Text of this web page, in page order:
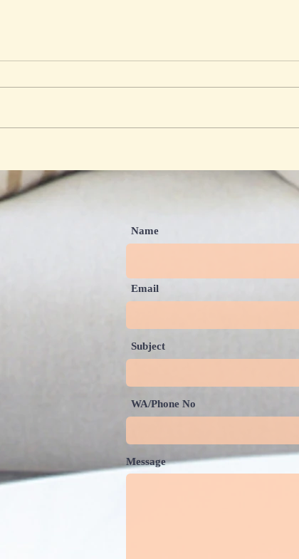
Cianjur Menyalakan Harapan
Name
Email
Subject
WA/Phone No
Message